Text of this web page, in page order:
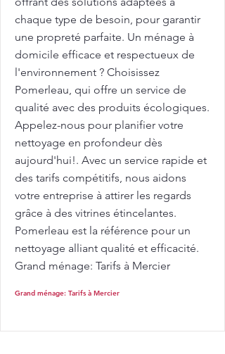
chaque type de besoin, pour garantir
une propreté parfaite. Un ménage à
domicile efficace et respectueux de
l'environnement ? Choisissez
Pomerleau, qui offre un service de
qualité avec des produits écologiques.
Appelez-nous pour planifier votre
nettoyage en profondeur dès
aujourd'hui!. Avec un service rapide et
des tarifs compétitifs, nous aidons
votre entreprise à attirer les regards
grâce à des vitrines étincelantes.
Pomerleau est la référence pour un
nettoyage alliant qualité et efficacité.
Grand ménage: Tarifs à Mercier
Grand ménage: Tarifs à Mercier